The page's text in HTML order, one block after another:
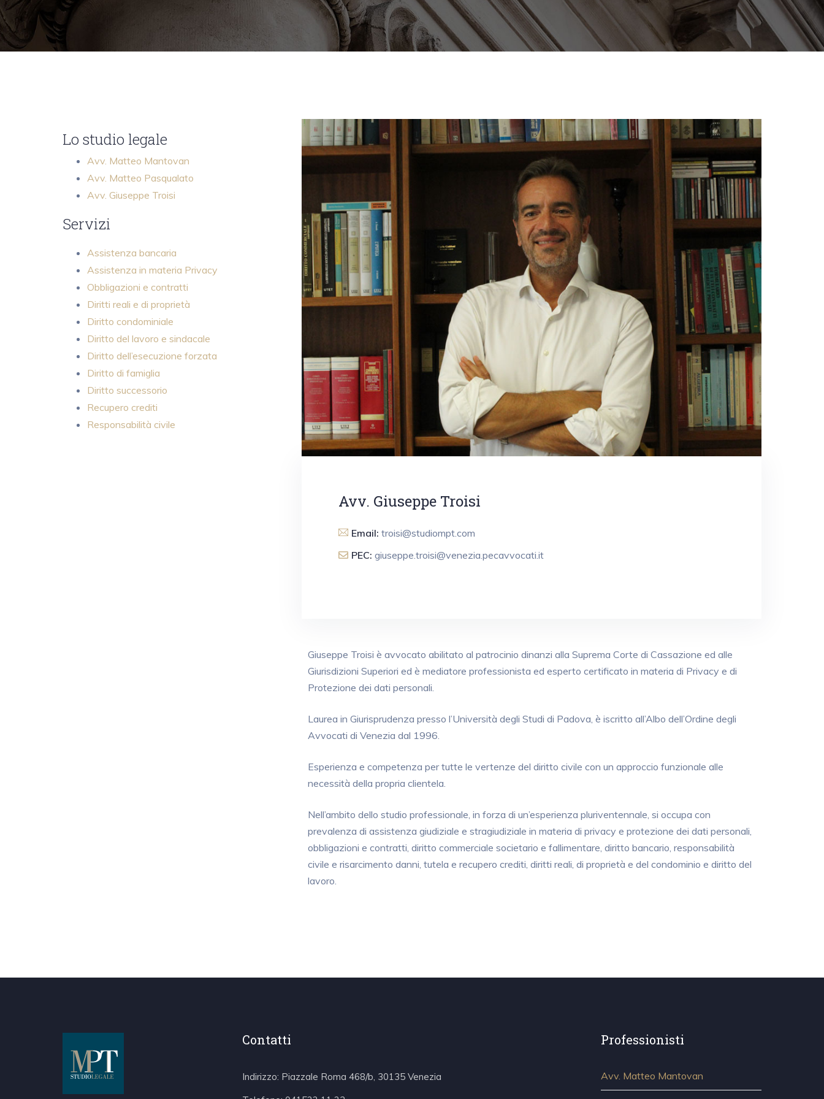
Avv. Giuseppe Troisi
Email: troisi@studiompt.com
PEC: giuseppe.troisi@venezia.pecavvocati.it
Giuseppe Troisi è avvocato abilitato al patrocinio dinanzi alla Suprema Corte di Cassazione ed alle
Giurisdizioni Superiori ed è mediatore professionista ed esperto certificato in materia di Privacy e di
Protezione dei dati personali.
Laurea in Giurisprudenza presso l’Università degli Studi di Padova, è iscritto all’Albo dell’Ordine degli
Avvocati di Venezia dal 1996.
Esperienza e competenza per tutte le vertenze del diritto civile con un approccio funzionale alle
necessità della propria clientela.
Nell’ambito dello studio professionale, in forza di un’esperienza pluriventennale, si occupa con
prevalenza di assistenza giudiziale e stragiudiziale in materia di privacy e protezione dei dati personali,
obbligazioni e contratti, diritto commerciale societario e fallimentare, diritto bancario, responsabilità
civile e risarcimento danni, tutela e recupero crediti, diritti reali, di proprietà e del condominio e diritto del
lavoro.
Lo studio legale
Avv. Matteo Mantovan
Avv. Matteo Pasqualato
Avv. Giuseppe Troisi
Servizi
Assistenza bancaria
Assistenza in materia Privacy
Obbligazioni e contratti
Diritti reali e di proprietà
Diritto condominiale
Diritto del lavoro e sindacale
Diritto dell’esecuzione forzata
Diritto di famiglia
Diritto successorio
Recupero crediti
Responsabilità civile
Contatti
Indirizzo: Piazzale Roma 468/b, 30135 Venezia
Professionisti
Avv. Matteo Mantovan